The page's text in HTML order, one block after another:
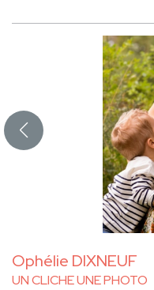
Ophélie DIXNEUF
UN CLICHE UNE PHOTO